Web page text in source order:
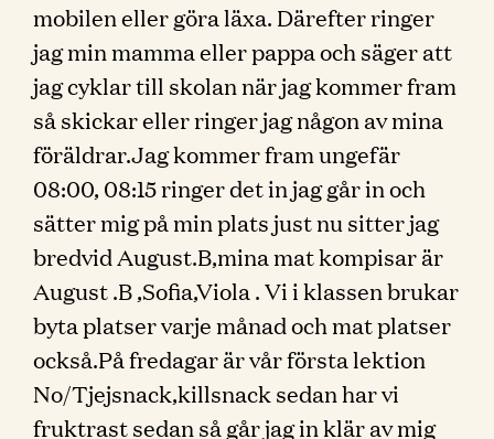
mobilen eller göra läxa. Därefter ringer
jag min mamma eller pappa och säger att
jag cyklar till skolan när jag kommer fram
så skickar eller ringer jag någon av mina
föräldrar.Jag kommer fram ungefär
08:00, 08:15 ringer det in jag går in och
sätter mig på min plats just nu sitter jag
bredvid August.B,mina mat kompisar är
August .B ,Sofia,Viola . Vi i klassen brukar
byta platser varje månad och mat platser
också.På fredagar är vår första lektion
No/Tjejsnack,killsnack sedan har vi
fruktrast sedan så går jag in klär av mig